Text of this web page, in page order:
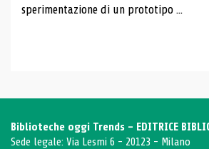
sperimentazione di un prototipo ...
Biblioteche oggi Trends - EDITRICE
Sede legale: Via Lesmi 6 - 20123 - Milano